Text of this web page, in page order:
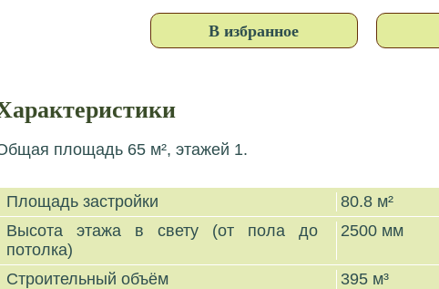
В избранное
площадь 65 м², этажей 1.
Площадь застройки
80.8 м²
Высота этажа в свету (от пола до
потолка)
2500 мм
Строительный объём
395 м³